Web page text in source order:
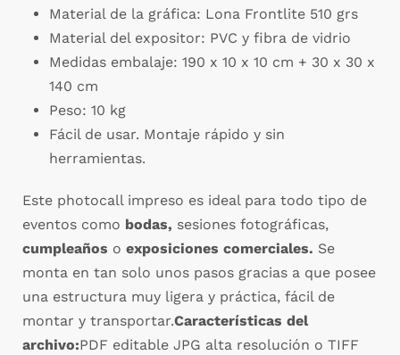
Material de la gráfica: Lona Frontlite 510 grs
Material del expositor: PVC y fibra de vidrio
Medidas embalaje: 190 x 10 x 10 cm + 30 x 30 x
140 cm
Peso: 10 kg
Fácil de usar. Montaje rápido y sin
herramientas.
Este photocall impreso es ideal para todo tipo de
eventos como bodas, sesiones fotográficas,
cumpleaños o exposiciones comerciales. Se
monta en tan solo unos pasos gracias a que posee
una estructura muy ligera y práctica, fácil de
montar y transportar.Características del
archivo:PDF editable JPG alta resolución o TIFF